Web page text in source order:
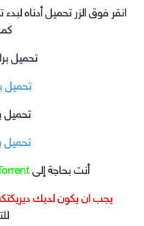
انقر فوق الزر تحميل أدناه
تحميل
تحميل
تحميل
تحميل
أنت بحاجة إلى
يجب ان يكون لديك